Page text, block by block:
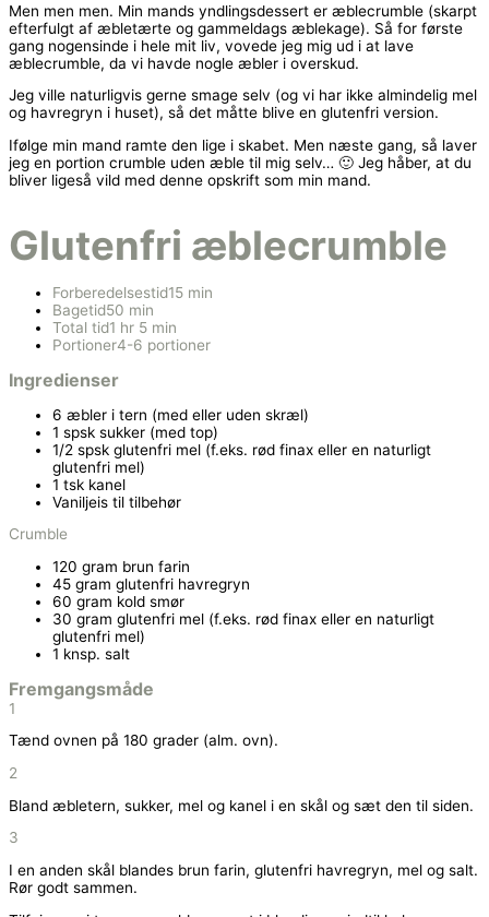
Men men men. Min mands yndlingsdessert er æblecrumble (skarpt
efterfulgt af æbletærte og gammeldags æblekage). Så for første
gang nogensinde i hele mit liv, vovede jeg mig ud i at lave
æblecrumble, da vi havde nogle æbler i overskud.
Jeg ville naturligvis gerne smage selv (og vi har ikke almindelig mel
og havregryn i huset), så det måtte blive en glutenfri version.
Ifølge min mand ramte den lige i skabet. Men næste gang, så laver
jeg en portion crumble uden æble til mig selv… 🙂 Jeg håber, at du
bliver ligeså vild med denne opskrift som min mand.
Glutenfri æblecrumble
Forberedelsestid15 min
Bagetid50 min
Total tid1 hr 5 min
Portioner4-6 portioner
Ingredienser
6 æbler i tern (med eller uden skræl)
1 spsk sukker (med top)
1/2 spsk glutenfri mel (f.eks. rød finax eller en naturligt
glutenfri mel)
1 tsk kanel
Vaniljeis til tilbehør
Crumble
120 gram brun farin
45 gram glutenfri havregryn
60 gram kold smør
30 gram glutenfri mel (f.eks. rød finax eller en naturligt
glutenfri mel)
1 knsp. salt
Fremgangsmåde
1
Tænd ovnen på 180 grader (alm. ovn).
2
Bland æbletern, sukker, mel og kanel i en skål og sæt den til siden.
3
I en anden skål blandes brun farin, glutenfri havregryn, mel og salt.
Rør godt sammen.